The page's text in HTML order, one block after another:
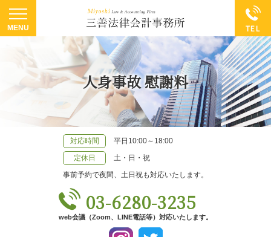
人身事故 慰謝料
対応時間
平日10:00～18:00
定休日
土・日・祝
事前予約で夜間、土日祝も対応いたします。
03-6280-3235
web会議（Zoom、LINE電話等）対応いたします。